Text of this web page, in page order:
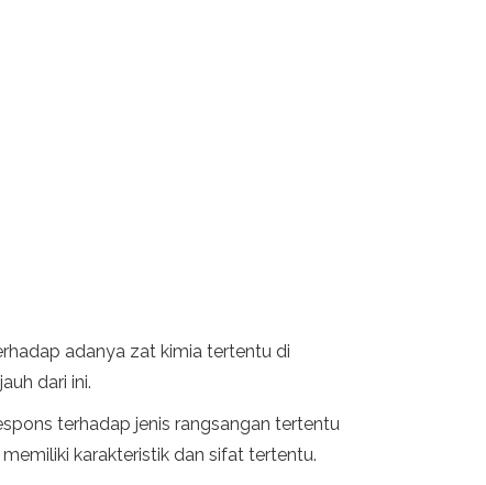
adanya zat kimia tertentu di
dari ini.
terhadap jenis rangsangan tertentu
karakteristik dan sifat tertentu.